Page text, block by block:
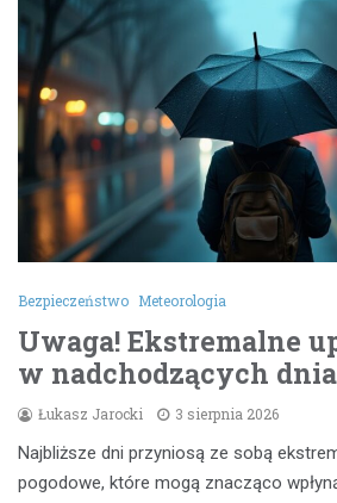
Bezpieczeństwo Meteorologia
Uwaga! Ekstremalne
w nadchodzących
Łukasz Jarocki 3 sierpnia 2026
Najbliższe dni przyniosą ze sobą
pogodowe, które mogą znacząco